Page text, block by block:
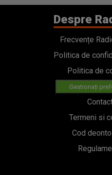
Despre
Frecvențe
Politica de
Politica de
Gestionați
Termeni si
Cod